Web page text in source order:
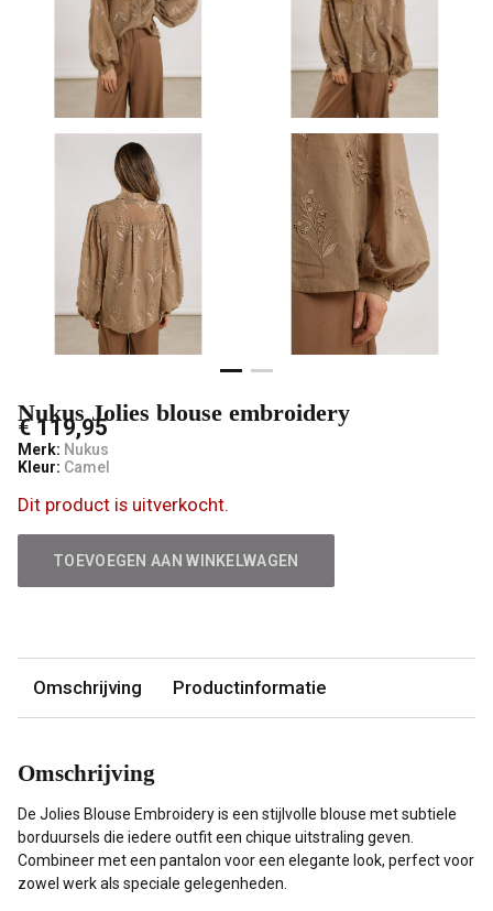
male
mode
Nukus Jolies blouse embroidery
€ 119,95
Merk: Nukus
Kleur: Camel
Dit product is uitverkocht.
TOEVOEGEN AAN WINKELWAGEN
Omschrijving Productinformatie
Omschrijving
De Jolies Blouse Embroidery is een stijlvolle blouse met subtiele
borduursels die iedere outfit een chique uitstraling geven.
Combineer met een pantalon voor een elegante look, perfect voor
zowel werk als speciale gelegenheden.